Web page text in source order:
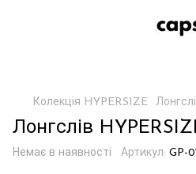
Колекція HYPERSIZE
Лонгслів
Немає в наявності Артикул: GP-